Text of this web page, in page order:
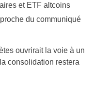
et ETF altcoins
du communiqué
ouvrirait la voie à un
consolidation restera